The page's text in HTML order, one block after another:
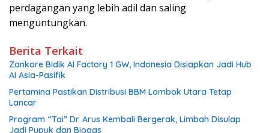
perdagangan yang lebih adil dan saling
menguntungkan.
Berita Terkait
Zankore Bidik AI Factory 1 GW, Indonesia Disiapkan Jadi Hub
AI Asia-Pasifik
Pertamina Pastikan Distribusi BBM Lombok Utara Tetap
Lancar
Program “Tai” Dr. Arus Kembali Bergerak, Limbah Disulap
Jadi Pupuk dan Biogas